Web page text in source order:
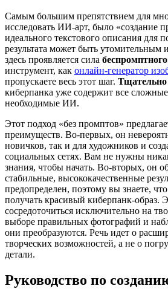
Самым большим препятствием для
исследовать ИИ-арт, было «создание
идеального текстового описания для
результата может быть
здесь проявляется сила
инструмент, как онлайн-генератор
пропускаете весь этот шаг.
киберпанка уже содержит все
необходимые ИИ.
Этот подход «без промптов»
преимуществ. Во-первых, он
новичков, так и для художников и
социальных сетях. Вам не нужны
знания, чтобы начать. Во-вторых, он
стабильные, высококачественные
предопределен, поэтому вы знаете,
получать красивый киберпанк-образ.
сосредоточиться исключительно на
выборе правильных фотографий и
они преобразуются. Речь идет о
творческих возможностей, а не о
детали.
Руководство по